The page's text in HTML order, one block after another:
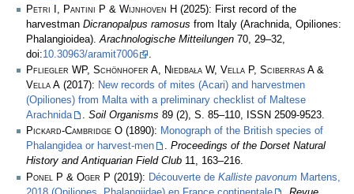
Petri I, Pantini P & Wijnhoven H (2025): First record of the
harvestman Dicranopalpus ramosus from Italy (Arachnida, Opiliones:
Phalangioidea).Arachnologische Mitteilungen 70, 29–32,
doi:10.30963/aramit7006
.
Pfliegler WP, Schönhofer A, Niedbała W, Vella P, Sciberras A &
Vella A (2017): New records of mites (Acari) and harvestmen
(Opiliones) from Malta with a preliminary checklist of Maltese
Arachnida
. Soil Organisms 89 (2), S. 85–110, ISSN 2509-9523.
Pickard-Cambridge O (1890): Monograph of the British species of
Phalangidea or harvest-men
. Proceedings of the Dorset Natural
History and Antiquarian Field Club 11, 163–216.
Ponel P & Oger P (2019): Découverte de Kalliste pavonum Martens,